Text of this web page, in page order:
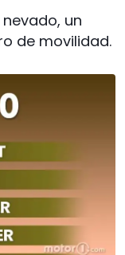
un
de movilidad.